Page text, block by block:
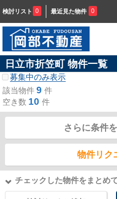
検討リスト 0 最近見た物件 0
日立市折笠町 物件一覧
募集中のみ表示
該当物件 9 件
空き数 10 件
さらに条件
物件リク
チェックした物件をまとめ